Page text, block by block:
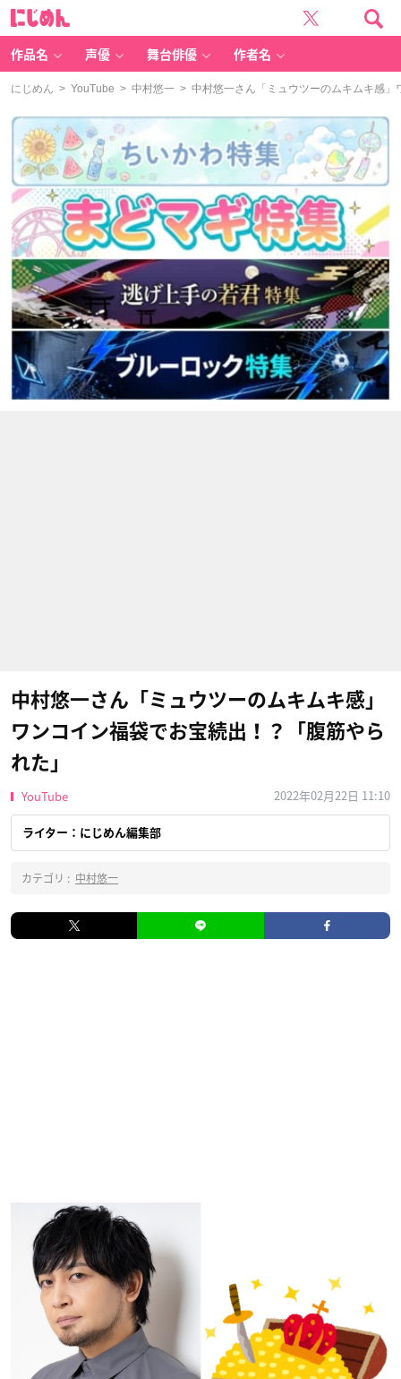
作品名 声優 舞台俳優 作者名
にじめん > YouTube > 中村悠一 > 中村悠一さん「ミュウツーのムキムキ感
中村悠一さん「ミュウツーのムキムキ感」
ワンコイン福袋でお宝続出！？「腹筋やら
れた」
YouTube 2022年02月22日 11:10
ライター：にじめん編集部
カテゴリ : 中村悠一